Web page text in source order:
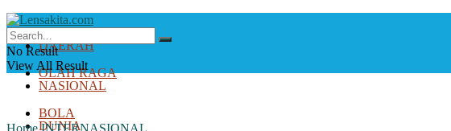
DUNIA
OLAH RAGA
BOLA
DAERAH
NASIONAL
DUNIA
No Result
View All Result
Home INTERNASIONAL